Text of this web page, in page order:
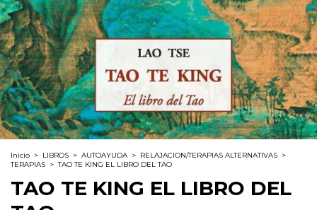
Inicio > LIBROS > AUTOAYUDA > RELAJACION/TERAPIAS ALTERNATIVAS >
TERAPIAS > TAO TE KING EL LIBRO DEL TAO
TAO TE KING EL LIBRO DEL